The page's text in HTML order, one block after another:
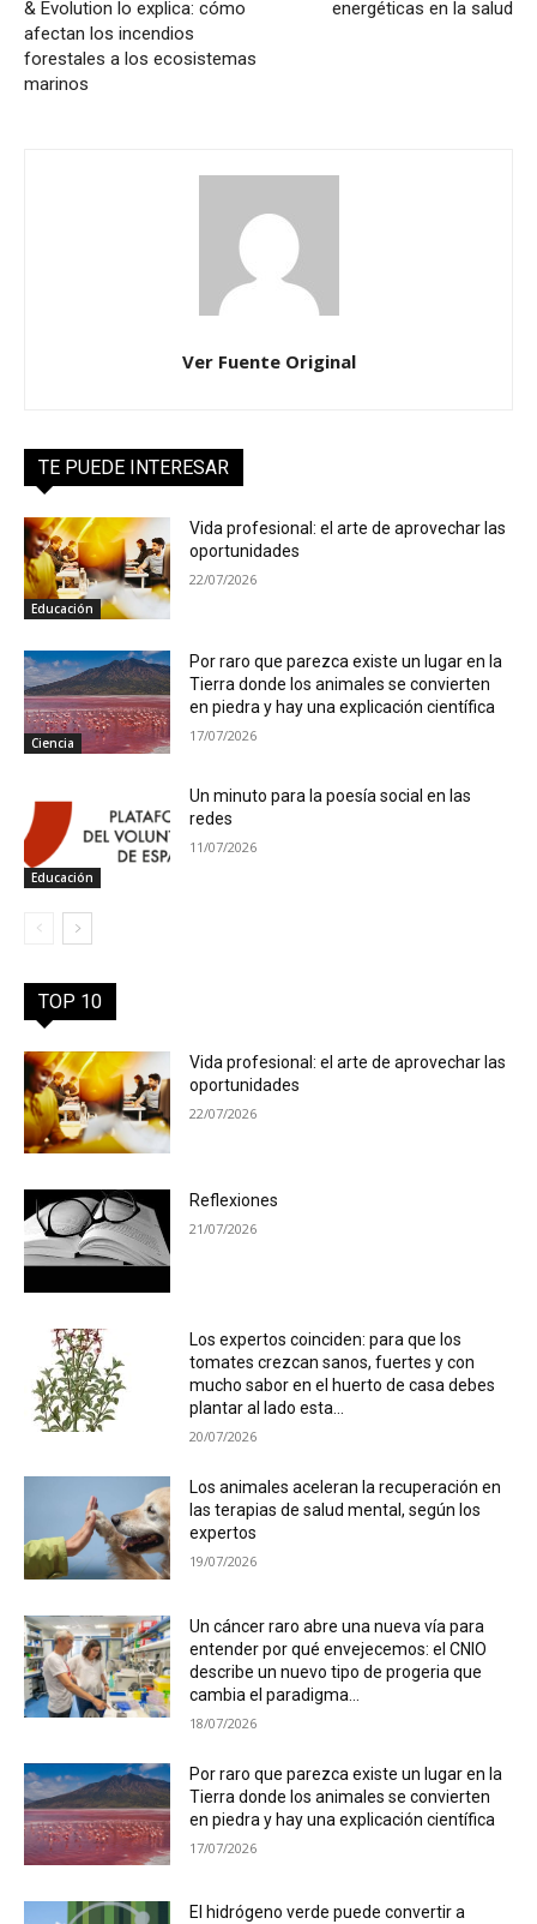
& Evolution lo explica: cómo
afectan los incendios
forestales a los ecosistemas
marinos
energéticas en la salud
Ver Fuente Original
TE PUEDE INTERESAR
Educación
Vida profesional: el arte de aprovechar las
oportunidades
22/07/2026
Ciencia
Por raro que parezca existe un lugar en la
Tierra donde los animales se convierten
en piedra y hay una explicación científica
17/07/2026
Educación
Un minuto para la poesía social en las
redes
11/07/2026
TOP 10
Vida profesional: el arte de aprovechar las
oportunidades
22/07/2026
Reflexiones
21/07/2026
Los expertos coinciden: para que los
tomates crezcan sanos, fuertes y con
mucho sabor en el huerto de casa debes
plantar al lado esta...
20/07/2026
Los animales aceleran la recuperación en
las terapias de salud mental, según los
expertos
19/07/2026
Un cáncer raro abre una nueva vía para
entender por qué envejecemos: el CNIO
describe un nuevo tipo de progeria que
cambia el paradigma...
18/07/2026
Por raro que parezca existe un lugar en la
Tierra donde los animales se convierten
en piedra y hay una explicación científica
17/07/2026
El hidrógeno verde puede convertir a